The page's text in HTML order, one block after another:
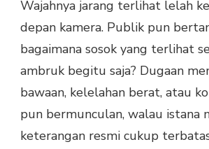
Wajahnya jarang terlihat lelah
depan kamera. Publik pun
bagaimana sosok yang terlihat
ambruk begitu saja? Dugaan
bawaan, kelelahan berat, atau
pun bermunculan, walau istana
keterangan resmi cukup